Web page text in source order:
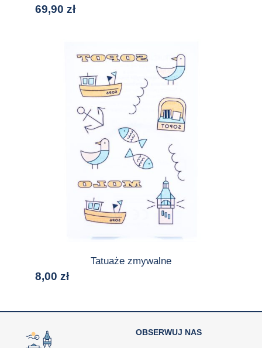
69,90 zł
Tatuaże zmywalne
8,00 zł
OBSERWUJ NAS